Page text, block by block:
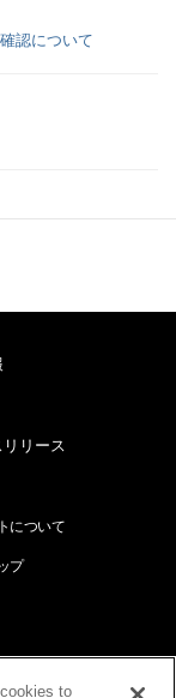
認について
リース
について
プ
to